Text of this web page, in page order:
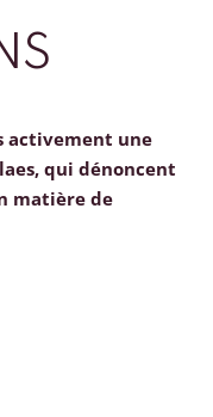
activement une
qui dénoncent
matière de